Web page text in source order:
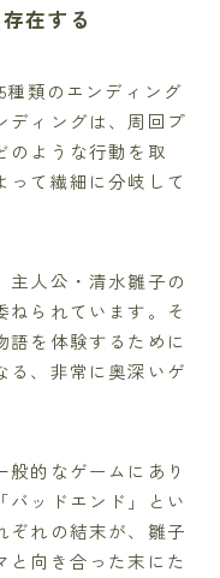
在する
種類のエンディング
ディングは、周回プ
のような行動を取
って繊細に分岐して
主人公・清水雛子の
ねられています。そ
語を体験するために
る、非常に奥深いゲ
的なゲームにあり
バッドエンド」とい
ぞれの結末が、雛子
と向き合った末にた